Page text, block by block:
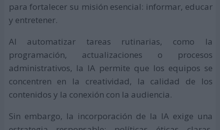
para fortalecer su misión esencial: informar, educar
y entretener.
Al automatizar tareas rutinarias, como la
programación, actualizaciones o procesos
administrativos, la IA permite que los equipos se
concentren en la creatividad, la calidad de los
contenidos y la conexión con la audiencia.
Sin embargo, la incorporación de la IA exige una